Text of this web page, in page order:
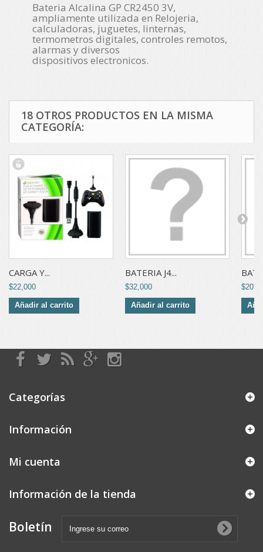
Bateria Alcalina GP CR2450 3V,
ampliamente utilizada en Relojeria,
calculadoras, juguetes, linternas,
termometros digitales, controles remotos,
alarmas y diversos
dispositivos electronicos.
18 OTROS PRODUCTOS EN LA MISMA
CATEGORÍA:
CARGA Y...
$22,000
Añadir al carrito
BATERIA J4...
$32,000
Añadir al carrito
Categorías
Información
Mi cuenta
Información de la tienda
Boletín